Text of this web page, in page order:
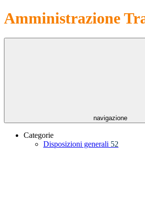
Amministrazione
navigazione
Categorie
Disposizioni generali 52